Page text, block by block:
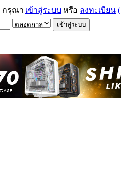
กรุณา เข้าสู่ระบบ หรือ ลงทะเบียน